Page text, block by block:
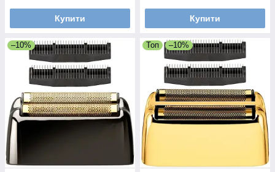
Купити Купити
–10% Топ –10%